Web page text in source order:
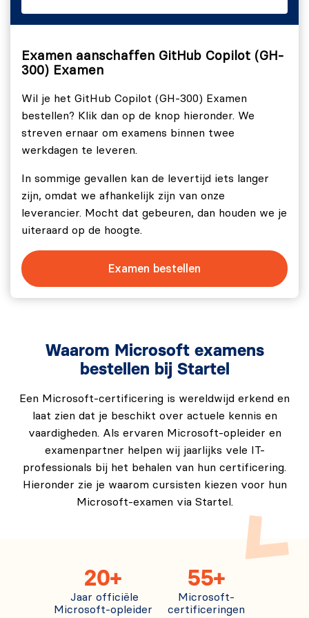
LLM's in het algemeen).
Domein 4: Promptontwikkeling en Prompt Engineering
(9%)
Beschrijving van de basisprincipes van het
opstellen van prompts.
De basisprincipes van prompt engineering
beschrijven.
Domein 5: Use cases voor ontwikkelaars voor AI (14%)
Productiviteit van ontwikkelaars verbeteren.
De opties beschrijven voor het genereren van tests
voor jouw code.
Domein 7: Basisprincipes van privacy en
contextuitsluitingen (15%)
Codekwaliteit verbeteren door middel van testen.
GitHub Copilot gebruiken voor beveiliging en
prestaties.
Inhoudsuitsluitingen identificeren.
Waarborgen.
Probleemoplossingsproces.
ongeveer 75 vragen, waaronder meerkeuzevragen en
mogelijk interactieve labopdrachten, verspreid over de
Examen aanschaffen GitHub Copilot (GH-
300) Examen
Wil je het GitHub Copilot (GH-300) Examen
bestellen? Klik dan op de knop hieronder. We
streven ernaar om examens binnen twee
werkdagen te leveren.
In sommige gevallen kan de levertijd iets langer
zijn, omdat we afhankelijk zijn van onze
leverancier. Mocht dat gebeuren, dan houden we je
uiteraard op de hoogte.
Examen bestellen
Waarom Microsoft examens
bestellen bij Startel
Een Microsoft-certificering is wereldwijd erkend en
laat zien dat je beschikt over actuele kennis en
vaardigheden. Als ervaren Microsoft-opleider en
examenpartner helpen wij jaarlijks vele IT-
professionals bij het behalen van hun certificering.
Hieronder zie je waarom cursisten kiezen voor hun
Microsoft-examen via Startel.
20+
Jaar officiële
Microsoft-opleider
55+
Microsoft-
certificeringen